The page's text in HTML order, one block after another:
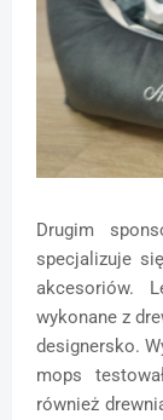
Drugim
specjalizuje
akcesoriów.
wykonane z
designersko.
mops
również